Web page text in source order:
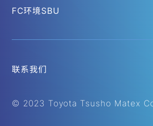
FC环境SBU
联系我们
© 2023 Toyota Tsusho Matex